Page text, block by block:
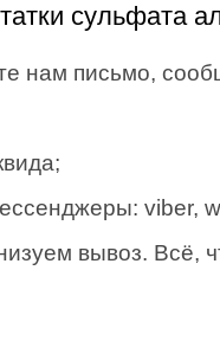
сульфата
нам письмо,
viber,
вывоз. Всё,